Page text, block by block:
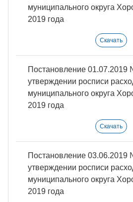
муниципального округа
2019 года
Скачать
Постановление
утверждении росписи
муниципального округа
2019 года
Скачать
Постановление
утверждении росписи
муниципального округа
2019 года